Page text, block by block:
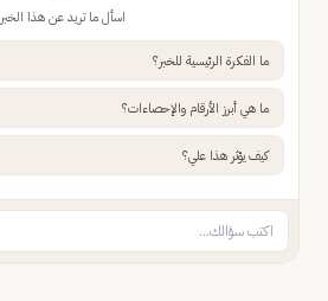
اسأل ما تريد عن هذا الخبر
ما الفكرة الرئيسية للخبر؟
ما هي أبرز الأرقام والإحصاءات؟
كيف يؤثر هذا علي؟